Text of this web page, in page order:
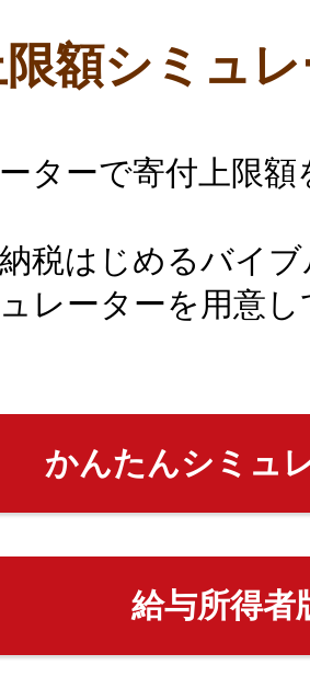
額シミュ
ターで寄付上限
税はじめるバイ
レーターを用意
かんたんシミュ
給与所得者